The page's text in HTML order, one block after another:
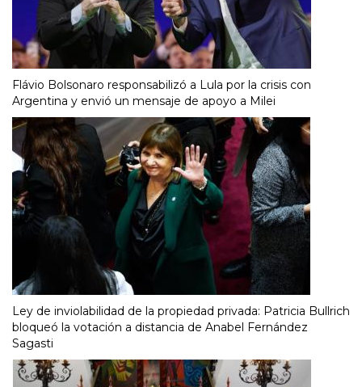
Flávio Bolsonaro responsabilizó a Lula por la crisis con
Argentina y envió un mensaje de apoyo a Milei
Ley de inviolabilidad de la propiedad privada: Patricia Bullrich
bloqueó la votación a distancia de Anabel Fernández
Sagasti